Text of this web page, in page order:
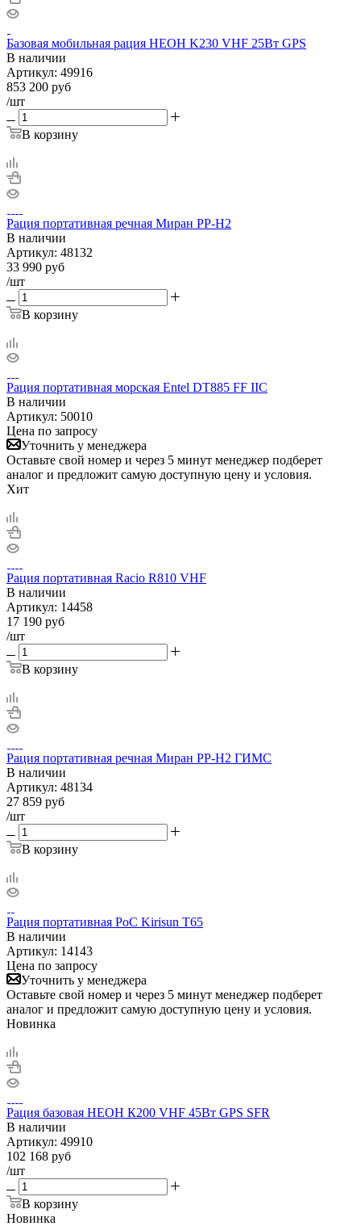
Базовая мобильная рация НЕОН K230 VHF 25Вт GPS
В наличии
Артикул: 49916
853 200 руб
/шт
В корзину
Рация портативная речная Миран РР-Н2
В наличии
Артикул: 48132
33 990 руб
/шт
В корзину
Рация портативная морская Entel DT885 FF IIC
В наличии
Артикул: 50010
Цена по запросу
Уточнить у менеджера
Оставьте свой номер и через 5 минут менеджер подберет
аналог и предложит самую доступную цену и условия.
Хит
Рация портативная Racio R810 VHF
В наличии
Артикул: 14458
17 190 руб
/шт
В корзину
Рация портативная речная Миран РР-Н2 ГИМС
В наличии
Артикул: 48134
27 859 руб
/шт
В корзину
Рация портативная PoC Kirisun T65
В наличии
Артикул: 14143
Цена по запросу
Уточнить у менеджера
Оставьте свой номер и через 5 минут менеджер подберет
аналог и предложит самую доступную цену и условия.
Новинка
Рация базовая НЕОН К200 VHF 45Вт GPS SFR
В наличии
Артикул: 49910
102 168 руб
/шт
В корзину
Новинка